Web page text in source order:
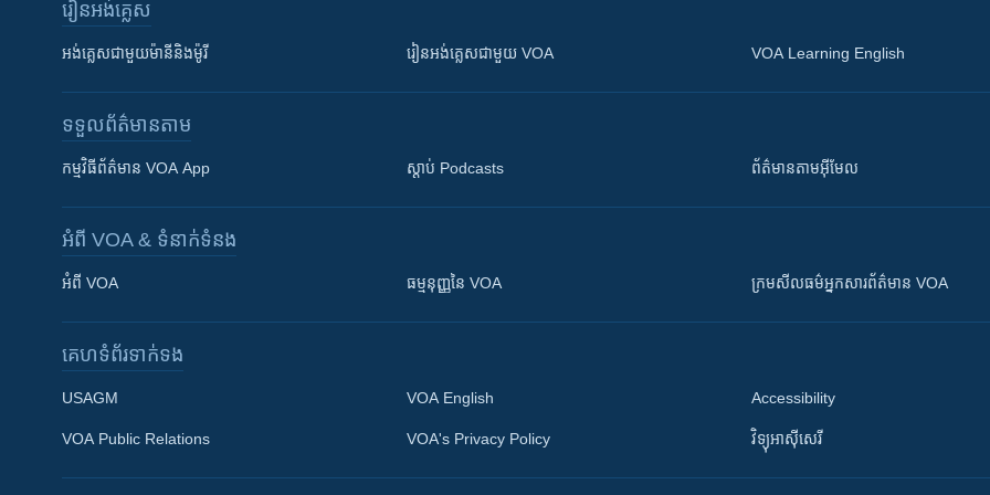
រៀន​​អង់គ្លេស
អង់គ្លេស​ជាមួយ​ម៉ានី​និង​ម៉ូរី រៀន​​​​​​អង់គ្លេស​​ជាមួយ VOA VOA Learning English
ទទួល​ព័ត៌មាន​តាម
កម្មវិធី​ព័ត៌មាន VOA App ស្តាប់ Podcasts ព័ត៌មាន​តាម​អ៊ីមែល
អំពី​ VOA & ទំនាក់ទំនង
អំពី​ VOA ធម្មនុញ្ញ​នៃ VOA ក្រម​​​សីលធម៌​​​អ្នក​​​សារព័ត៌មាន VOA
គេហទំព័រ​​ទាក់ទង
USAGM
VOA Public Relations
VOA English
VOA's Privacy Policy
Accessibility
វិទ្យុ​អាស៊ី​សេរី